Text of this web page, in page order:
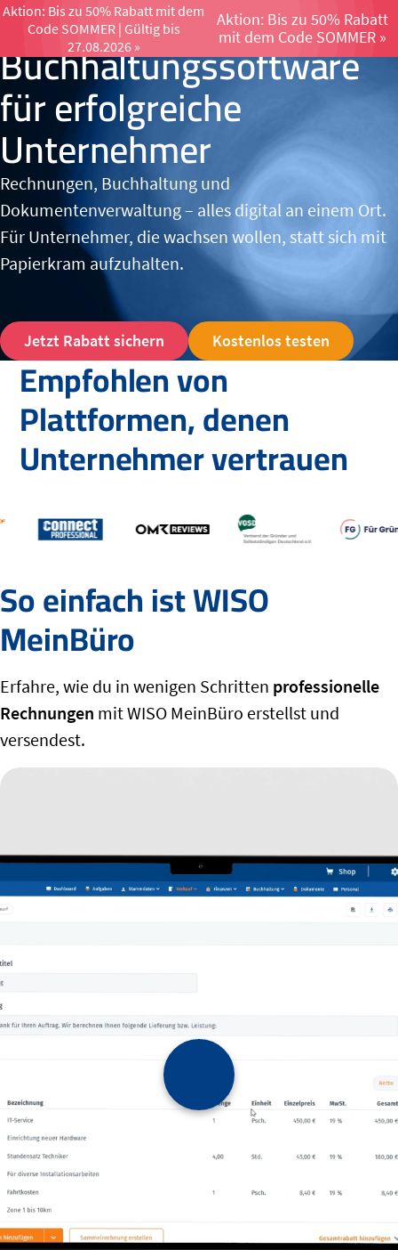
Aktion: Bis zu 50% Rabatt mit dem
Code SOMMER | Gültig bis
27.08.2026 »
Aktion: Bis zu 50% Rabatt
mit dem Code SOMMER »
Menü öffnen
Buchhaltungs­software
für erfolgreiche
Unternehmer
Rechnungen, Buchhaltung und
Dokumentenverwaltung – alles digital an einem Ort.
Für Unternehmer, die wachsen wollen, statt sich mit
Papierkram aufzuhalten.
Jetzt Rabatt sichern Kostenlos testen
Empfohlen von
Plattformen, denen
Unternehmer vertrauen
So einfach ist WISO
MeinBüro
Erfahre, wie du in wenigen Schritten professionelle
Rechnungen mit WISO MeinBüro erstellst und
versendest.